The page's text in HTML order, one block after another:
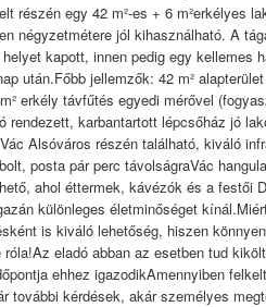
részén egy 42 m²-es + 6 m²erkélyes
négyzetmétere jól kihasználható. A
kapott, innen pedig egy kellemes
után.Főbb jellemzők: 42 m²
erkély távfűtés egyedi mérővel
rendezett, karbantartott lépcsőház jó
Alsóváros részén található, kiváló
posta pár perc távolságraVác
ahol éttermek, kávézók és a festői
különleges életminőséget
is kiváló lehetőség, hiszen
róla!Az eladó abban az esetben tud
ehhez igazodikAmennyiben
további kérdések, akár személyes